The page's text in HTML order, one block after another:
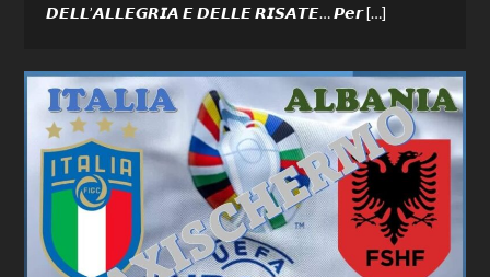
𝘿𝙀𝙇𝙇’𝘼𝙇𝙇𝙀𝙂𝙍𝙄𝘼 𝙀 𝘿𝙀𝙇𝙇𝙀 𝙍𝙄𝙎𝘼𝙏𝙀… 𝙋𝙚𝙧 […]